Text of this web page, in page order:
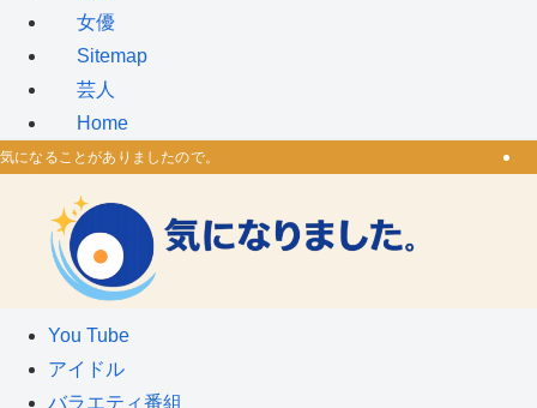
女優
Sitemap
芸人
Home
気になることがありましたので。
You Tube
アイドル
バラエティ番組